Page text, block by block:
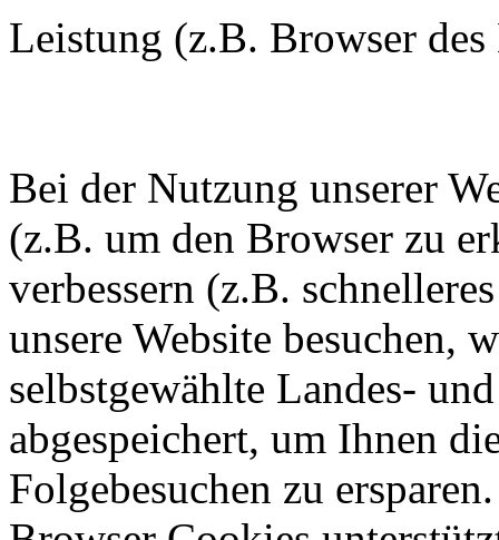
Leistung (z.B. Browser
Bei der Nutzung unserer
(z.B. um den Browser zu
verbessern (z.B.
unsere Website besuchen,
selbstgewählte Landes-
abgespeichert, um Ihnen
Folgebesuchen zu